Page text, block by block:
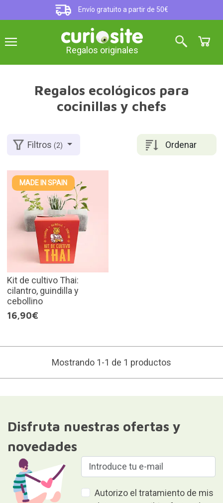
Envío gratuito a partir de 50€
Regalos originales
Regalos ecológicos para
cocinillas y chefs
Ordenar
Filtros(2)
MADE IN SPAIN
Kit de cultivo Thai:
cilantro, guindilla y
cebollino
16,90€
Mostrando 1-1 de 1 productos
Disfruta nuestras ofertas y
novedades
Autorizo el tratamiento de mis